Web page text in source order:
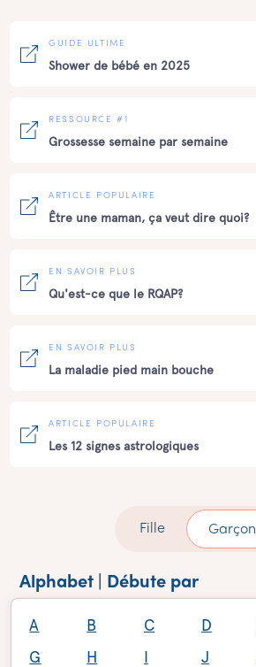
GUIDE ULTIME
Shower de bébé en 2025
RESSOURCE #1
Grossesse semaine par semaine
ARTICLE POPULAIRE
Être une maman, ça veut dire quoi?
EN SAVOIR PLUS
Qu'est-ce que le RQAP?
EN SAVOIR PLUS
La maladie pied main bouche
ARTICLE POPULAIRE
Les 12 signes astrologiques
Fille Garçon
Alphabet | Débute par
A B C D
G
H I J